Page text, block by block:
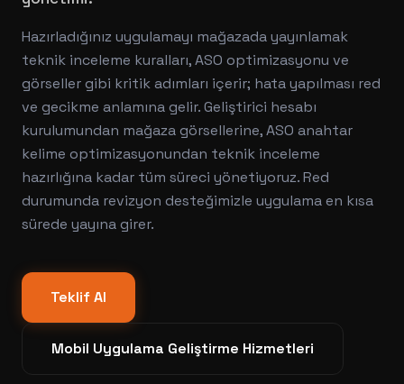
Hazırladığınız uygulamayı mağazada yayınlamak
teknik inceleme kuralları, ASO optimizasyonu ve
görseller gibi kritik adımları içerir; hata yapılması red
ve gecikme anlamına gelir. Geliştirici hesabı
kurulumundan mağaza görsellerine, ASO anahtar
kelime optimizasyonundan teknik inceleme
hazırlığına kadar tüm süreci yönetiyoruz. Red
durumunda revizyon desteğimizle uygulama en kısa
sürede yayına girer.
Teklif Al
Mobil Uygulama Geliştirme Hizmetleri